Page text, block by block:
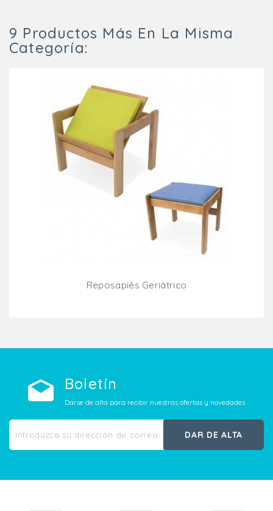
9 Productos Más En La Misma
Categoría:
Reposapiés Geriátrico
Boletín
Darse de alta para recibir nuestras ofertas y novedades
DAR DE ALTA